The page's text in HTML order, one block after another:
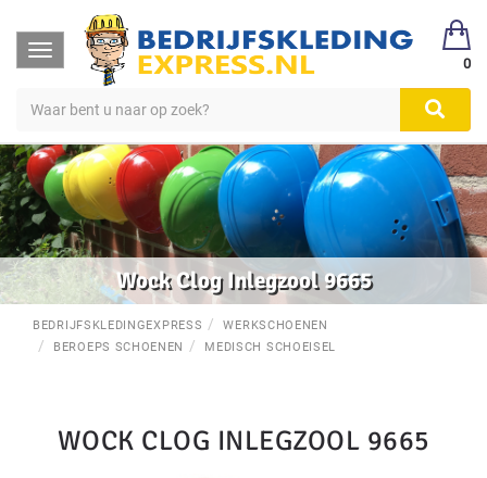
Toggle
navigation
0
Wock Clog Inlegzool 9665
BEDRIJFSKLEDINGEXPRESS
WERKSCHOENEN
BEROEPS SCHOENEN
MEDISCH SCHOEISEL
WOCK CLOG INLEGZOOL 9665